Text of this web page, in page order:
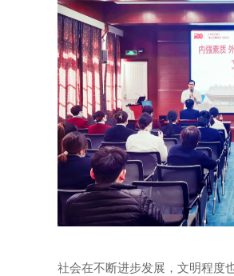
社会在不断进步发展，文明程度